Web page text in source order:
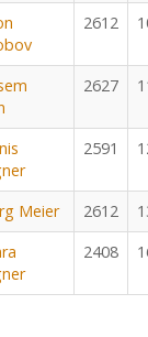
2612
2627
2591
Meier 2612
2408